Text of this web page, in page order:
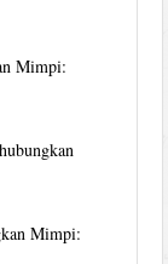
Mimpi:
Mimpi: